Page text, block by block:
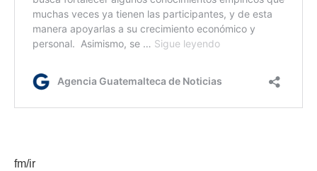
fm/ir